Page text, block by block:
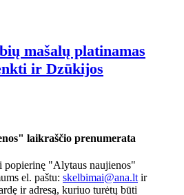
mašalų platinamas
ir Dzūkijos
laikraščio prenumerata
popierinę "Alytaus naujienos"
el. paštu: skelbimai@ana.ltir
ir adresą, kuriuo turėtų būti